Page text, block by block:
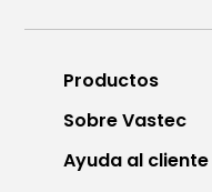
Productos
Sobre Vastec
Ayuda al cliente